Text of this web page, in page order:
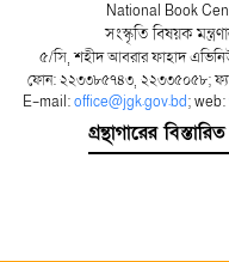
National Book
সংস্কৃতি বিষয়ক
৫/সি, শহীদ আবরার ফাহাদ
ফোন: ২২৩৩৮৫৭৪৩, ২২৩৩৫০৫৮;
E-mail:office@jgk.gov.bd; web:
গ্রন্থাগারের